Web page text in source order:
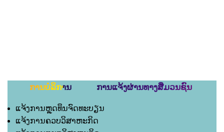
ການບໍລິການ ການແຈ້ງຜ່ານທາງສື່ມວນຊົນ
ແຈ້ງການຫຼຸດທຶນຈົດທະບຽນ
ແຈ້ງການຄວບວິສາຫະກິດ